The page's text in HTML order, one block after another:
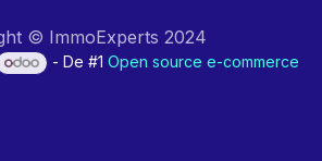
© ImmoExperts 2024
- De #1Open source e-commerce